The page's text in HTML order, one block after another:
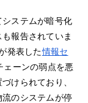
ステムが暗号化
報告されていま
発表した情報セ
ェーンの弱点を悪
けられており、
のシステムが停